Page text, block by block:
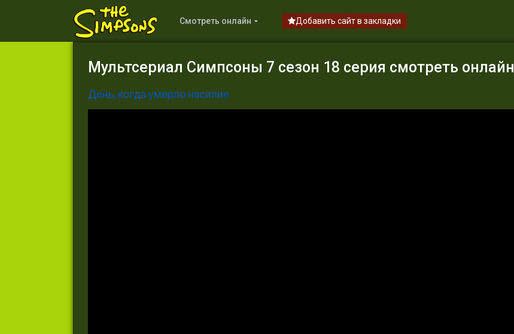
Смотреть онлайн Добавить сайт в закладки
Мультсериал Симпсоны 7 сезон 18 серия смотреть онлайн
День, когда умерло насилие